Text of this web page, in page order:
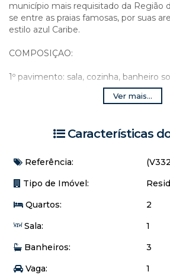
município mais requisitado da Região
se entre as praias famosas, por suas
estilo azul Caribe.
COMPOSIÇAO:
1º pavimento: sala, cozinha, banheiro
2º pavimento: saleta, banheiro social,
com área gourmet e área externa.
- Possui 01 vaga de garagem marcada
- Prédio a 50 metros da praia
- Edifício SEM zelador, área de
praia.
Ver mais...
Características
Referência:
Tipo de Imóvel:
Quartos:
2
Sala:
1
Banheiros:
3
Vaga:
1